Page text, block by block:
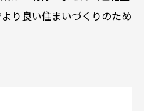
り良い住まいづくりのため